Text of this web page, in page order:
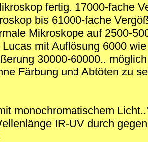
fertig. 17000-fache
bis 61000-fache
Mikroskope auf 2500-
mit Auflösung 6000
30000-60000..
Färbung und Abtöten zu
monochromatischem
IR-UV durch